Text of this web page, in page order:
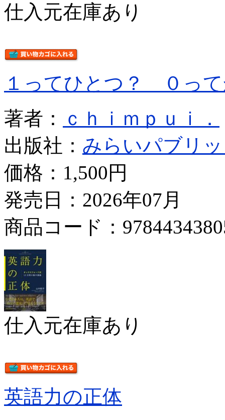
仕入元在庫あり
１ってひとつ？ ０っ
著者：
ｃｈｉｍｐｕｉ．
出版社： みらいパブリ
価格： 1,500円
発売日：2026年07月
商品コード：
仕入元在庫あり
英語力の正体